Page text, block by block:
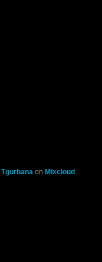
Tgurbana on Mixcloud